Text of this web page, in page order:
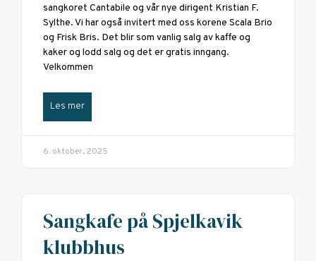
sangkoret Cantabile og vår nye dirigent Kristian F.
Sylthe. Vi har også invitert med oss korene Scala Brio
og Frisk Bris. Det blir som vanlig salg av kaffe og
kaker og lodd salg og det er gratis inngang.
Velkommen
Les mer
6. oktober, 2025
Sangkafe på Spjelkavik
klubbhus